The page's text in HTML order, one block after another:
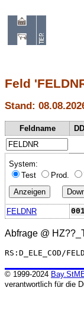
Feld
Stand:
Feldname
System:
Test
Prod.
FELDNR
Abfrage @
RS:D_ELE_COD/
© 1999-2024
verantwortlich für die